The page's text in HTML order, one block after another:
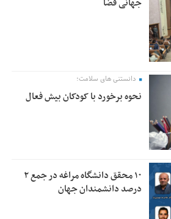
دانستنی های سلامت؛
نحوه برخورد با کودکان بیش فعال
۱۰ محقق دانشگاه مراغه در جمع ۲
درصد دانشمندان جهان